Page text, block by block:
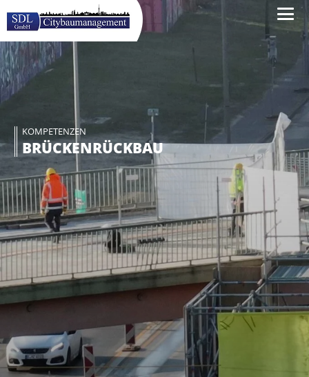
KOMPETENZEN
BRÜCKENRÜCKBAU